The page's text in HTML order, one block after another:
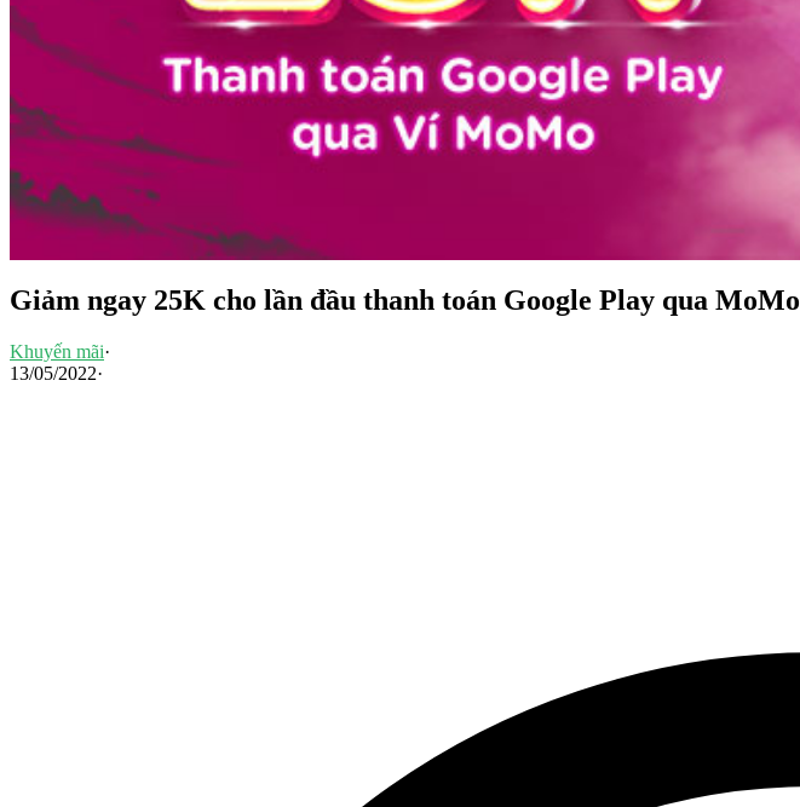
Giảm ngay 25K cho lần đầu thanh toán Google Play qua MoMo
Khuyến mãi·
13/05/2022·